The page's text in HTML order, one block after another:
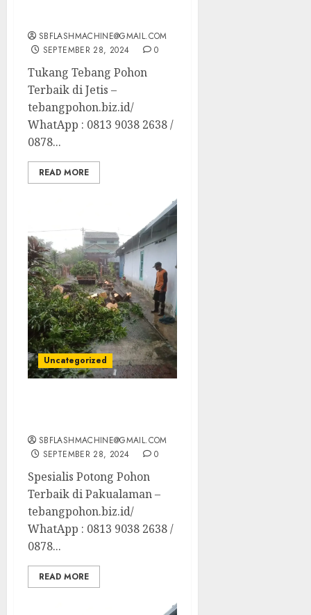
SBFLASHMACHINE@GMAIL.COM
SEPTEMBER 28, 2024
0
Tukang Tebang Pohon
Terbaik di Jetis –
tebangpohon.biz.id/
WhatApp : 0813 9038 2638 /
0878...
READ MORE
Uncategorized
SBFLASHMACHINE@GMAIL.COM
SEPTEMBER 28, 2024
0
Spesialis Potong Pohon
Terbaik di Pakualaman –
tebangpohon.biz.id/
WhatApp : 0813 9038 2638 /
0878...
READ MORE